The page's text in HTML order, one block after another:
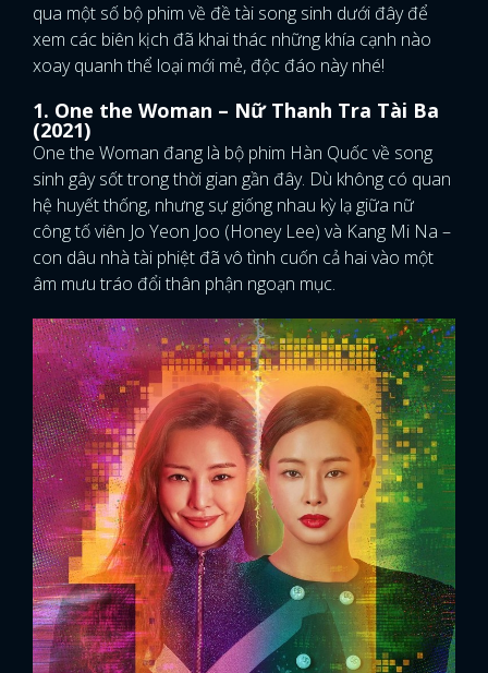
qua một số bộ phim về đề tài song sinh dưới đây để
xem các biên kịch đã khai thác những khía cạnh nào
xoay quanh thể loại mới mẻ, độc đáo này nhé!
1. One the Woman – Nữ Thanh Tra Tài Ba
(2021)
One the Woman đang là bộ phim Hàn Quốc về song
sinh gây sốt trong thời gian gần đây. Dù không có quan
hệ huyết thống, nhưng sự giống nhau kỳ lạ giữa nữ
công tố viên Jo Yeon Joo (Honey Lee) và Kang Mi Na –
con dâu nhà tài phiệt đã vô tình cuốn cả hai vào một
âm mưu tráo đổi thân phận ngoạn mục.